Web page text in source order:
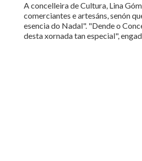
A concelleira de Cultura, Lina
comerciantes e artesáns, senón
esencia do Nadal". "Dende o
desta xornada tan especial",